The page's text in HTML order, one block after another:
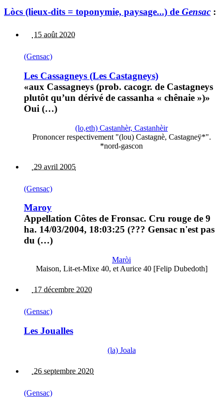
Lòcs (lieux-dits = toponymie, paysage...) de Gensac :
15 août 2020
(Gensac)
Les Cassagneys (Les Castagneys)
«aux Cassagneys (prob. cacogr. de Castagneys
plutôt qu’un dérivé de cassanha « chênaie »)»
Oui (…)
(lo,eth) Castanhèr, Castanhèir
Prononcer respectivement "(lou) Castagnè, Castagneÿ*".
*nord-gascon
29 avril 2005
(Gensac)
Maroy
Appellation Côtes de Fronsac. Cru rouge de 9
ha. 14/03/2004, 18:03:25 (??? Gensac n'est pas
du (…)
Maròi
Maison, Lit-et-Mixe 40, et Aurice 40 [Felip Dubedoth]
17 décembre 2020
(Gensac)
Les Joualles
(la) Joala
26 septembre 2020
(Gensac)